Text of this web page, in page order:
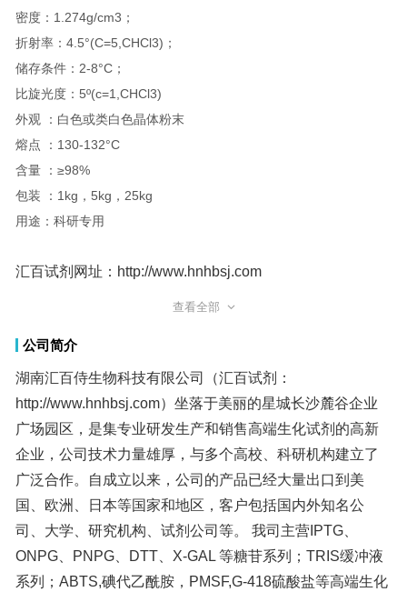
密度：1.274g/cm3；
折射率：4.5°(C=5,CHCl3)；
储存条件：2-8°C；
比旋光度：5º(c=1,CHCl3)
外观 ：白色或类白色晶体粉末
熔点 ：130-132°C
含量 ：≥98%
包装 ：1kg，5kg，25kg
用途：科研专用
汇百试剂网址：http://www.hnhbsj.com
β-D-葡萄糖五乙酸酯；604-69-3；汇百试剂
查看全部
公司简介
湖南汇百侍生物科技有限公司（汇百试剂：
http://www.hnhbsj.com）坐落于美丽的星城长沙麓谷企业
广场园区，是集专业研发生产和销售高端生化试剂的高新
企业，公司技术力量雄厚，与多个高校、科研机构建立了
广泛合作。自成立以来，公司的产品已经大量出口到美
国、欧洲、日本等国家和地区，客户包括国内外知名公
司、大学、研究机构、试剂公司等。 我司主营IPTG、
ONPG、PNPG、DTT、X-GAL 等糖苷系列；TRIS缓冲液
系列；ABTS,碘代乙酰胺，PMSF,G-418硫酸盐等高端生化
试剂，产品质量均达到国内外先进水平。产品包装规格多
样，可为您提供从毫克到公斤不同规格的包装，并提供详
细的技术资料，可以满足您从科研到商业生产不同发展阶